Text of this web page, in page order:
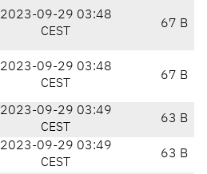
2023-09-29 03:48
CEST
67 B
2023-09-29 03:48
CEST
67 B
2023-09-29 03:49
CEST
63 B
2023-09-29 03:49
CEST
63 B